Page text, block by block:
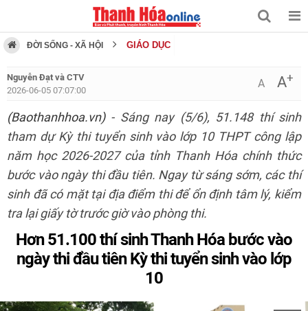
ĐỜI SỐNG - XÃ HỘI GIÁO DỤC
Nguyễn Đạt và CTV
2026-06-05 07:07:00
A A+
(Baothanhhoa.vn)- Sáng nay (5/6), 51.148 thí sinh
tham dự Kỳ thi tuyển sinh vào lớp 10 THPT công lập
năm học 2026-2027 của tỉnh Thanh Hóa chính thức
bước vào ngày thi đầu tiên. Ngay từ sáng sớm, các thí
sinh đã có mặt tại địa điểm thi để ổn định tâm lý, kiểm
tra lại giấy tờ trước giờ vào phòng thi.
Hơn 51.100 thí sinh Thanh Hóa bước vào
ngày thi đầu tiên Kỳ thi tuyển sinh vào lớp
10